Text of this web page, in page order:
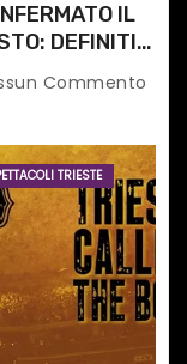
IL
DEFINITI
Commento
TRIESTE